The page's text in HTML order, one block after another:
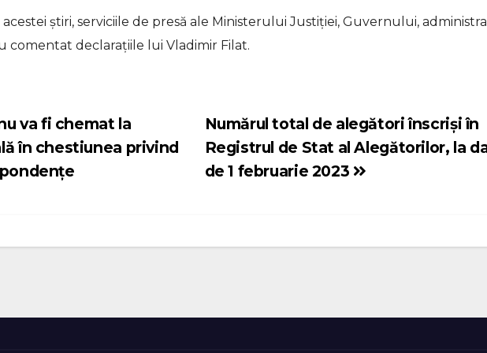
știri, serviciile de presă ale Ministerului Justiției, Guvernului,
comentat declarațiile lui Vladimir Filat.
Numărul total de alegători înscriși în
Registrul de Stat al Alegătorilor, la
de 1 februarie 2023
va fi chemat la
în chestiunea privind